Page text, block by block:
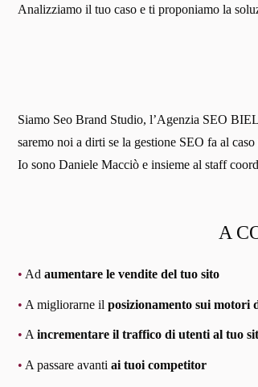
Analizziamo il tuo caso e ti proponiamo la
Siamo Seo Brand Studio, l’Agenzia SEO
saremo noi a dirti se la gestione SEO fa al caso
Io sono Daniele Macciò e insieme al staff
A
• Ad aumentare le vendite del tuo sito
• A migliorarne il posizionamento sui motori
• A incrementare il traffico di utenti al tuo
• A passare avanti ai tuoi competitor